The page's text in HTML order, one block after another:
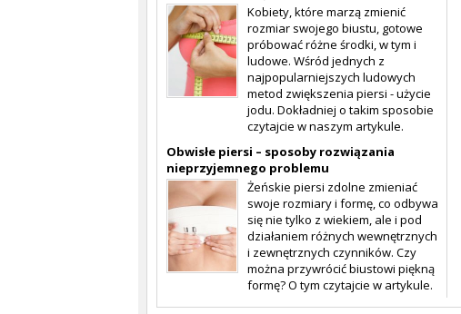
Kobiety, które marzą zmienić
rozmiar swojego biustu, gotowe
próbować różne środki, w tym i
ludowe. Wśród jednych z
najpopularniejszych ludowych
metod zwiększenia piersi - użycie
jodu. Dokładniej o takim sposobie
czytajcie w naszym artykule.
Obwisłe piersi – sposoby rozwiązania
nieprzyjemnego problemu
Żeńskie piersi zdolne zmieniać
swoje rozmiary i formę, co odbywa
się nie tylko z wiekiem, ale i pod
działaniem różnych wewnętrznych
i zewnętrznych czynników. Czy
można przywrócić biustowi piękną
formę? O tym czytajcie w artykule.